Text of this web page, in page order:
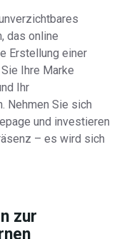
das online
Erstellung einer
Ihre Marke
Ihr
Nehmen Sie sich
und investieren
– es wird sich
zur